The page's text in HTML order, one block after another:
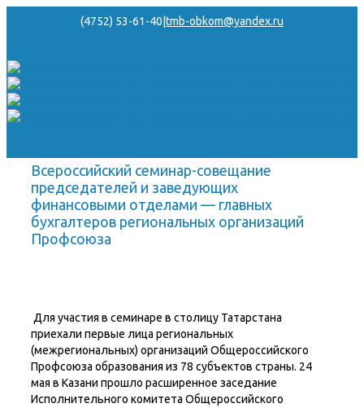
(4752) 53-61-40 tmb-obkom@yandex.ru
Всероссийский семинар-совещание
председателей и заведующих
финансовыми отделами — главных
бухгалтеров региональных организаций
Профсоюза
Для участия в семинаре в столицу Татарстана
приехали первые лица региональных
(межрегиональных) организаций Общероссийского
Профсоюза образования из 78 субъектов страны. 24
мая в Казани прошло расширенное заседание
Исполнительного комитета Общероссийского